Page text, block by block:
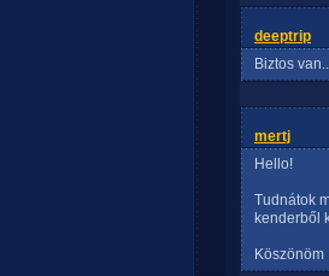
deeptrip
Biztos
mertj
Hello!
Tudnátok
kenderből
Köszönöm